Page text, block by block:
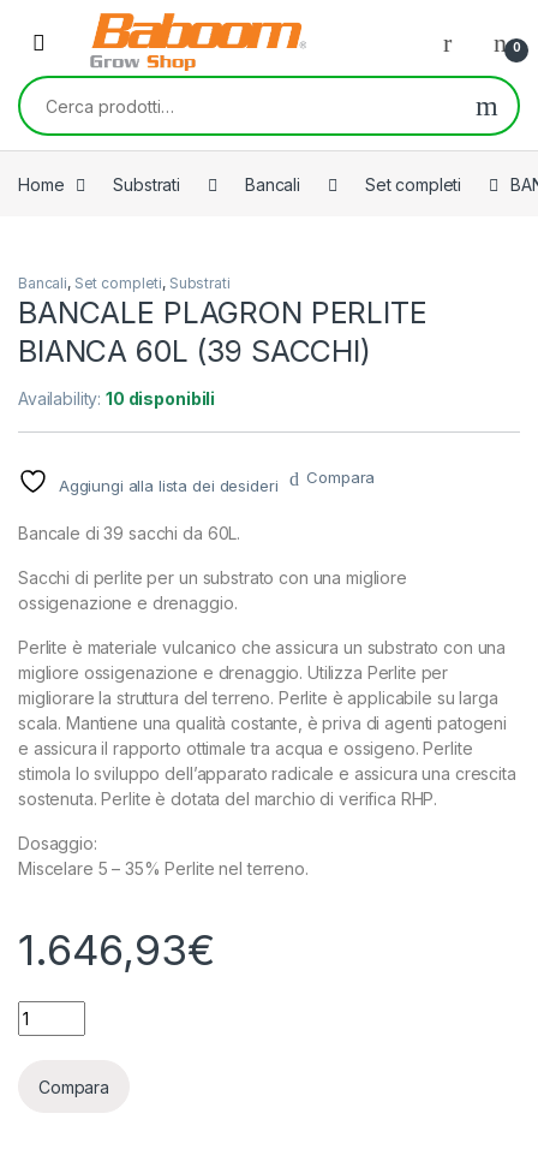
Skip to navigation
Skip to content
0
Cerca:
Home Substrati Bancali Set completi
Bancali, Set completi, Substrati
BANCALE PLAGRON PERLITE
BIANCA 60L (39 SACCHI)
Availability:10 disponibili
Aggiungi alla lista dei desideri Compara
Bancale di 39 sacchi da 60L.
Sacchi di perlite per un substrato con una migliore
ossigenazione e drenaggio.
Perlite è materiale vulcanico che assicura un substrato con una
migliore ossigenazione e drenaggio. Utilizza Perlite per
migliorare la struttura del terreno. Perlite è applicabile su larga
scala. Mantiene una qualità costante, è priva di agenti patogeni
e assicura il rapporto ottimale tra acqua e ossigeno. Perlite
stimola lo sviluppo dell’apparato radicale e assicura una crescita
sostenuta. Perlite è dotata del marchio di verifica RHP.
Dosaggio:
Miscelare 5 – 35% Perlite nel terreno.
1.646,93€
BANCALE PLAGRON PERLITE BIANCA 60L (39 SACCHI)
Compara